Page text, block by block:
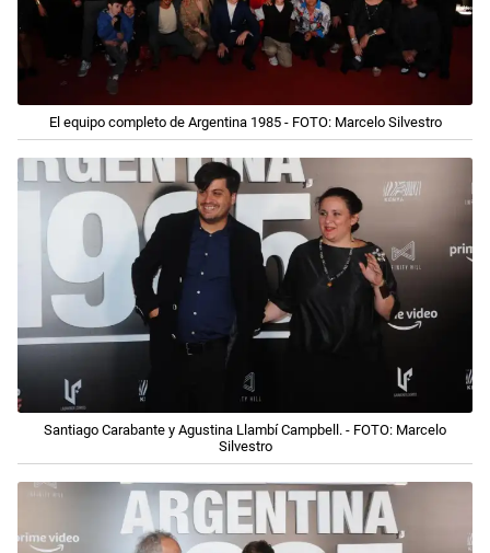
El equipo completo de Argentina 1985 - FOTO: Marcelo Silvestro
Santiago Carabante y Agustina Llambí Campbell. - FOTO: Marcelo
Silvestro